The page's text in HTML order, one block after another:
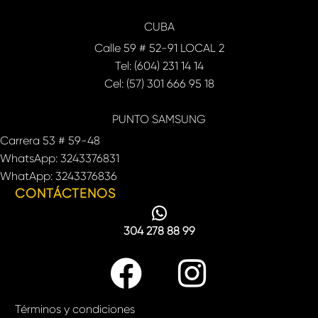
CUBA
Calle 59 # 52-91 LOCAL 2
Tel: (604) 231 14 14
Cel: (57) 301 666 95 18
PUNTO SAMSUNG
Carrera 53 # 59-48
WhatsApp: 3243376831
WhatApp: 3243376836
CONTÁCTENOS
304 278 88 99
Términos y condiciones